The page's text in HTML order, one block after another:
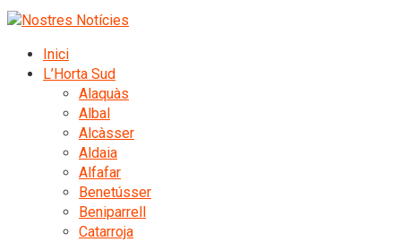
Inici
L’Horta Sud
Alaquàs
Albal
Alcàsser
Aldaia
Alfafar
Benetússer
Beniparrell
Catarroja